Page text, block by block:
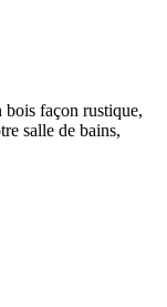
bois façon rustique,
salle de bains,